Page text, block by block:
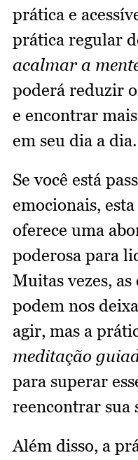
prática e
prática regular
acalmar a
poderá reduzir
e encontrar
em seu dia a dia.
Se você está
emocionais,
oferece uma
poderosa para
Muitas vezes,
podem nos
agir, mas a
meditação
para superar
reencontrar sua
Além disso, a